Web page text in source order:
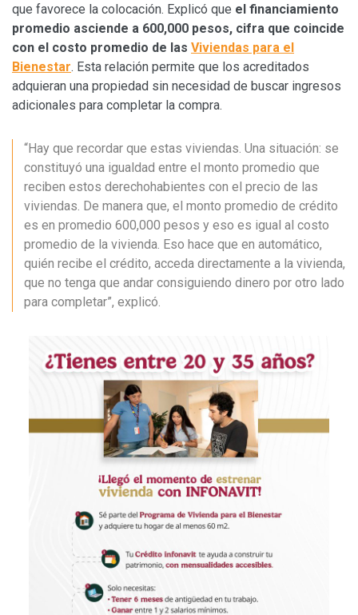
que favorece la colocación. Explicó que el financiamiento
promedio asciende a 600,000 pesos, cifra que coincide
con el costo promedio de las Viviendas para el
Bienestar. Esta relación permite que los acreditados
adquieran una propiedad sin necesidad de buscar ingresos
adicionales para completar la compra.
“Hay que recordar que estas viviendas. Una situación: se
constituyó una igualdad entre el monto promedio que
reciben estos derechohabientes con el precio de las
viviendas. De manera que, el monto promedio de crédito
es en promedio 600,000 pesos y eso es igual al costo
promedio de la vivienda. Eso hace que en automático,
quién recibe el crédito, acceda directamente a la vivienda,
que no tenga que andar consiguiendo dinero por otro lado
para completar”, explicó.